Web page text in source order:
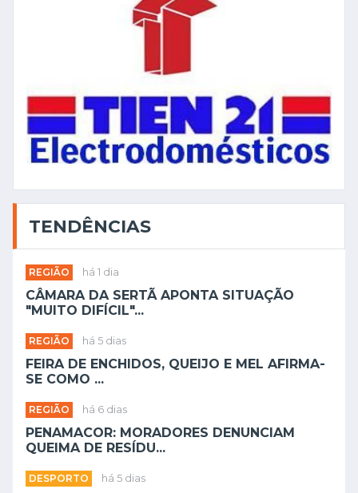
TENDÊNCIAS
REGIÃO há 1 dia
CÂMARA DA SERTÃ APONTA SITUAÇÃO
"MUITO DIFÍCIL"...
REGIÃO há 5 dias
FEIRA DE ENCHIDOS, QUEIJO E MEL AFIRMA-
SE COMO ...
REGIÃO há 6 dias
PENAMACOR: MORADORES DENUNCIAM
QUEIMA DE RESÍDU...
DESPORTO há 5 dias